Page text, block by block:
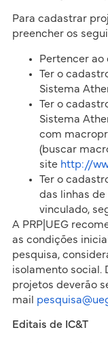
Para cadastrar
preencher os
Pertencer ao
Ter o
Sistema
Ter o
Sistema
com
(buscar
site http://
Ter o
das linhas
vinculado,
A PRP|UEG
as condições
pesquisa,
isolamento social.
projetos deverão
mail
Editais de IC&T